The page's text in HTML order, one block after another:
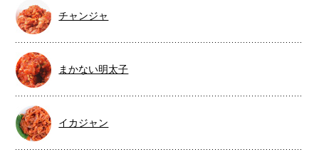
チャンジャ
まかない明太子
イカジャン